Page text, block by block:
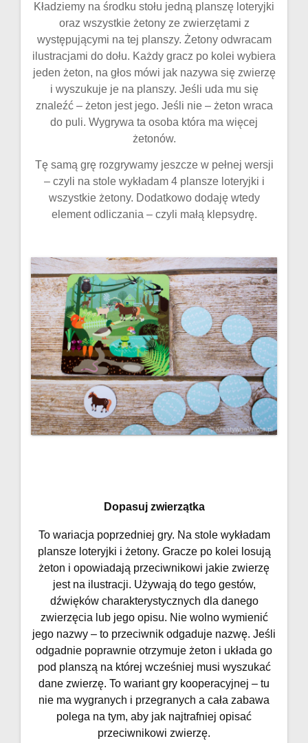
Kładziemy na środku stołu jedną planszę loteryjki
oraz wszystkie żetony ze zwierzętami z
występującymi na tej planszy. Żetony odwracam
ilustracjami do dołu. Każdy gracz po kolei wybiera
jeden żeton, na głos mówi jak nazywa się zwierzę
i wyszukuje je na planszy. Jeśli uda mu się
znaleźć – żeton jest jego. Jeśli nie – żeton wraca
do puli. Wygrywa ta osoba która ma więcej
żetonów.
Tę samą grę rozgrywamy jeszcze w pełnej wersji
– czyli na stole wykładam 4 plansze loteryjki i
wszystkie żetony. Dodatkowo dodaję wtedy
element odliczania – czyli małą klepsydrę.
Dopasuj zwierzątka
To wariacja poprzedniej gry. Na stole wykładam
plansze loteryjki i żetony. Gracze po kolei losują
żeton i opowiadają przeciwnikowi jakie zwierzę
jest na ilustracji. Używają do tego gestów,
dźwięków charakterystycznych dla danego
zwierzęcia lub jego opisu. Nie wolno wymienić
jego nazwy – to przeciwnik odgaduje nazwę. Jeśli
odgadnie poprawnie otrzymuje żeton i układa go
pod planszą na której wcześniej musi wyszukać
dane zwierzę. To wariant gry kooperacyjnej – tu
nie ma wygranych i przegranych a cała zabawa
polega na tym, aby jak najtrafniej opisać
przeciwnikowi zwierzę.